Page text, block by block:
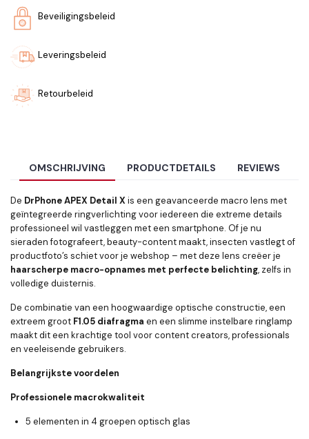
Beveiligingsbeleid
Leveringsbeleid
Retourbeleid
OMSCHRIJVING PRODUCTDETAILS REVIEWS
De DrPhone APEX Detail X is een geavanceerde macro lens met
geïntegreerde ringverlichting voor iedereen die extreme details
professioneel wil vastleggen met een smartphone. Of je nu
sieraden fotografeert, beauty-content maakt, insecten vastlegt of
productfoto’s schiet voor je webshop – met deze lens creëer je
haarscherpe macro-opnames met perfecte belichting, zelfs in
volledige duisternis.
De combinatie van een hoogwaardige optische constructie, een
extreem groot F1.05 diafragma en een slimme instelbare ringlamp
maakt dit een krachtige tool voor content creators, professionals
en veeleisende gebruikers.
Belangrijkste voordelen
Professionele macrokwaliteit
5 elementen in 4 groepen optisch glas